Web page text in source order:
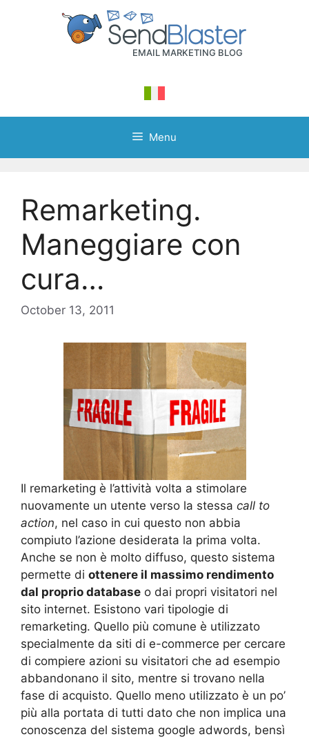
Menu
Remarketing.
Maneggiare con
cura…
October 13, 2011
Il remarketing è l’attività volta a stimolare
nuovamente un utente verso la stessa call to
action, nel caso in cui questo non abbia
compiuto l’azione desiderata la prima volta.
Anche se non è molto diffuso, questo sistema
permette di ottenere il massimo rendimento
dal proprio database o dai propri visitatori nel
sito internet. Esistono vari tipologie di
remarketing. Quello più comune è utilizzato
specialmente da siti di e-commerce per cercare
di compiere azioni su visitatori che ad esempio
abbandonano il sito, mentre si trovano nella
fase di acquisto. Quello meno utilizzato è un po’
più alla portata di tutti dato che non implica una
conoscenza del sistema google adwords, bensì